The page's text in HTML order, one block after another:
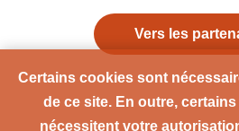
Vers les
Certains cookies sont
de ce site. En outre,
nécessitent votre